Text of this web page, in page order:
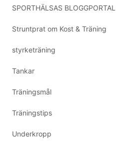
SPORTHÄLSAS BLOGGPORTAL
Struntprat om Kost & Träning
styrketräning
Tankar
Träningsmål
Träningstips
Underkropp